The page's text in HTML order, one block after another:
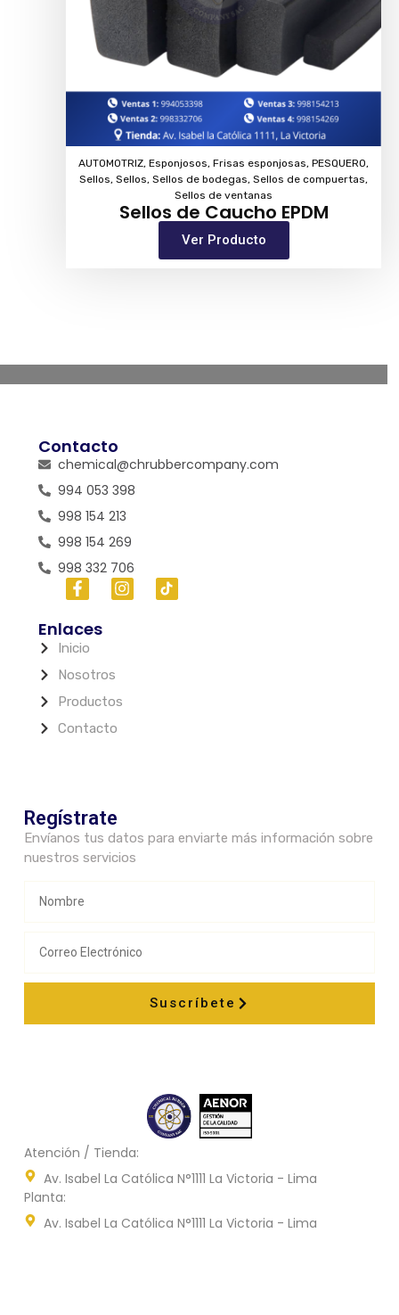
AUTOMOTRIZ,Esponjosos,Frisas esponjosas,PESQUERO,
Sellos,Sellos,Sellos de bodegas,Sellos de compuertas,
Sellos de ventanas
Sellos de Caucho EPDM
Ver Producto
Atención / Tienda:
Av. Isabel La Católica N°1111 La Victoria - Lima
Planta:
Av. Isabel La Católica N°1111 La Victoria - Lima
Contacto
chemical@chrubbercompany.com
994 053 398
998 154 213
998 154 269
998 332 706
Enlaces
Inicio
Nosotros
Productos
Contacto
Regístrate
Envíanos tus datos para enviarte más información sobre
nuestros servicios
Suscríbete